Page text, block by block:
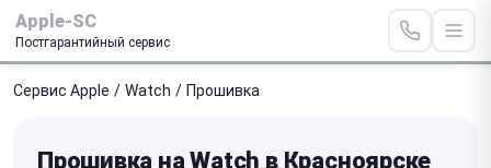
Apple-SC
Постгарантийный сервис
Сервис Apple / Watch / Прошивка
Прошивка на Watch в Красноярске